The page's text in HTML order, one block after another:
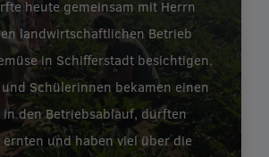
heute gemeinsam mit Herrn
landwirtschaftlichen Betrieb
in Schifferstadt besichtigen.
Schülerinnen bekamen einen
in den Betriebsablauf, durften
und haben viel über die